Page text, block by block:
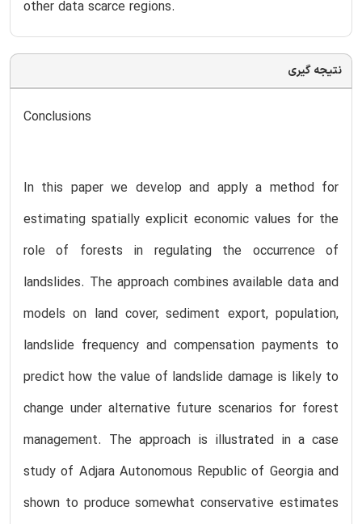
other data scarce regions.
نتیجه گیری
Conclusions
In this paper we develop and apply a method for
estimating spatially explicit economic values for the
role of forests in regulating the occurrence of
landslides. The approach combines available data and
models on land cover, sediment export, population,
landslide frequency and compensation payments to
predict how the value of landslide damage is likely to
change under alternative future scenarios for forest
management. The approach is illustrated in a case
study of Adjara Autonomous Republic of Georgia and
shown to produce somewhat conservative estimates